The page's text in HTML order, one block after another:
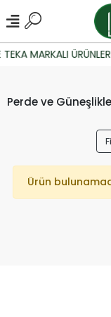
MARKALI
Perde ve
Ürün